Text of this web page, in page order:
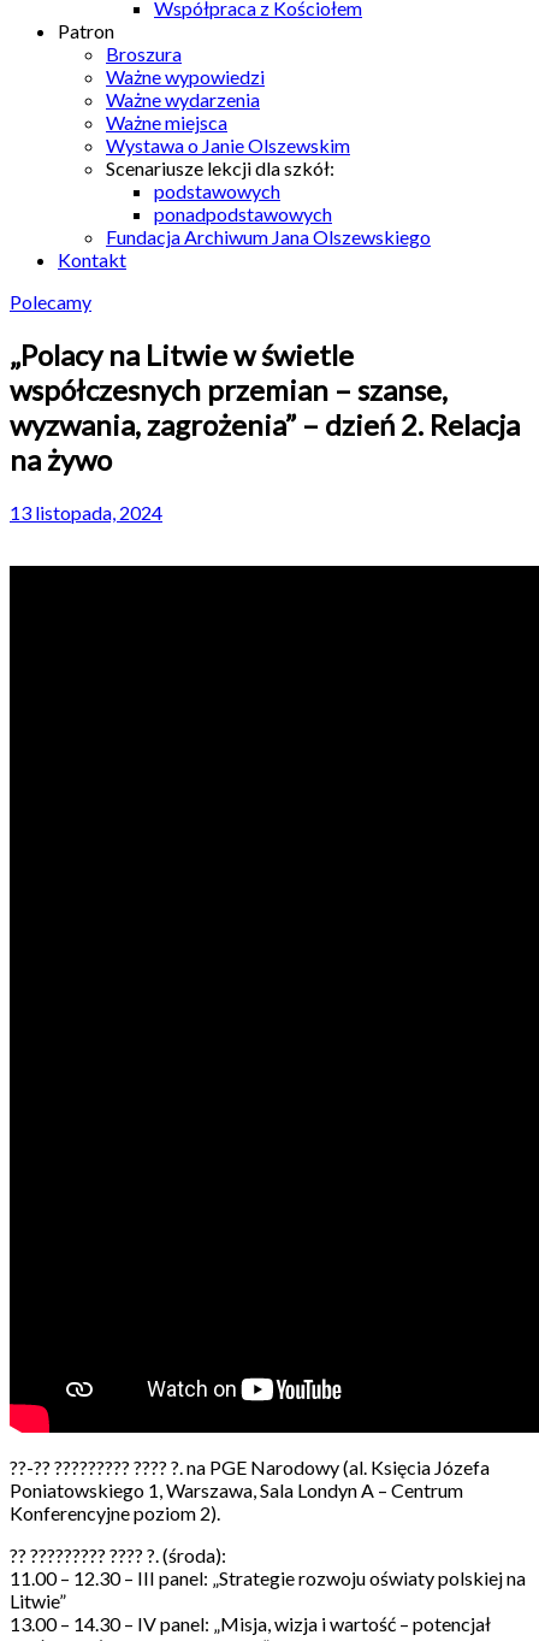
Współpraca z Kościołem
Patron
Broszura
Ważne wypowiedzi
Ważne wydarzenia
Ważne miejsca
Wystawa o Janie Olszewskim
Scenariusze lekcji dla szkół:
podstawowych
ponadpodstawowych
Fundacja Archiwum Jana Olszewskiego
Kontakt
Polecamy
„Polacy na Litwie w świetle
współczesnych przemian – szanse,
wyzwania, zagrożenia” – dzień 2. Relacja
na żywo
13 listopada, 2024
??-?? ????????? ???? ?. na PGE Narodowy (al. Księcia Józefa
Poniatowskiego 1, Warszawa, Sala Londyn A – Centrum
Konferencyjne poziom 2).
?? ????????? ???? ?. (środa):
11.00 – 12.30 – III panel: „Strategie rozwoju oświaty polskiej na
Litwie”
13.00 – 14.30 – IV panel: „Misja, wizja i wartość – potencjał